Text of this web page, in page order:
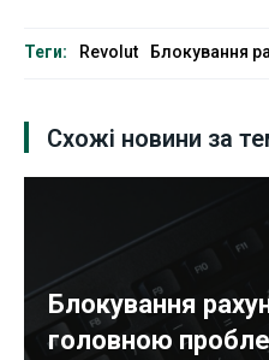
Теги: Revolut Блокування
Схожі новини за
Блокування
головною